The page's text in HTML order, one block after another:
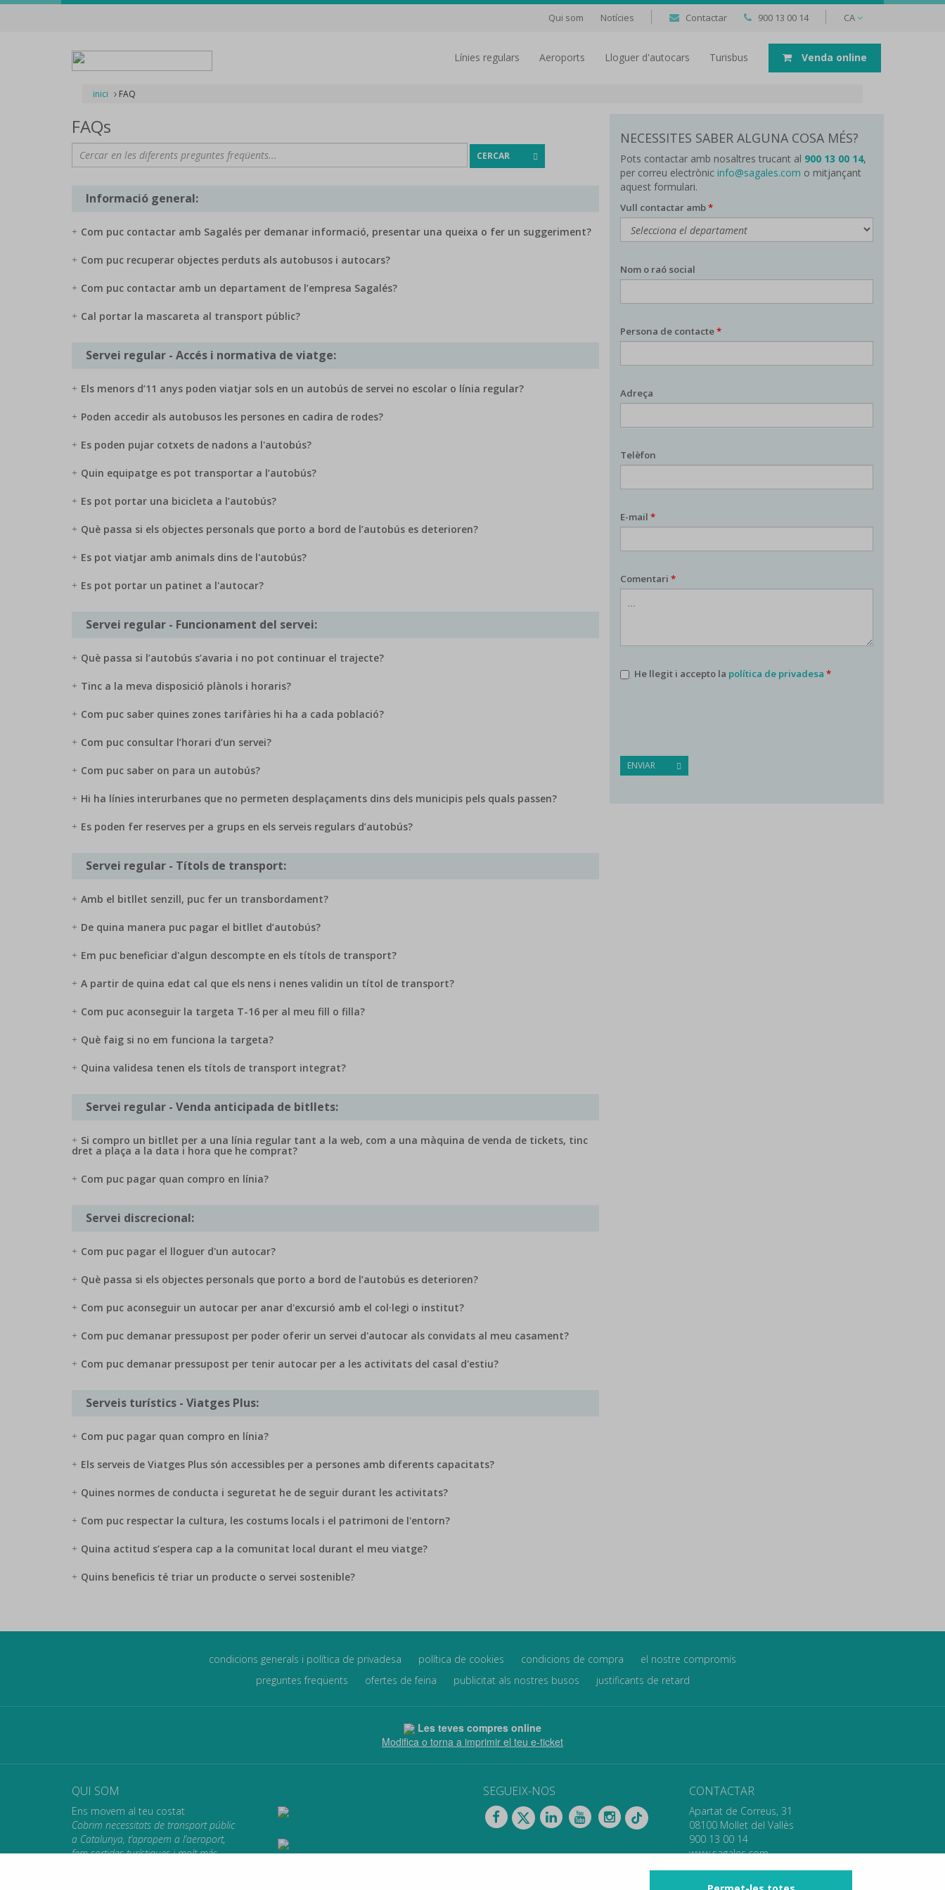
Qui som Notícies Contactar 900 13 00 14 CA
línies regulars aeroports Lloguer d'autocars Turisbus Venda online
inici FAQ
FAQs
CERCAR
Informació general:
Com puc contactar amb Sagalés per demanar informació, presentar una queixa o fer un suggeriment?
Com puc recuperar objectes perduts als autobusos i autocars?
Com puc contactar amb un departament de l’empresa Sagalés?
Cal portar la mascareta al transport públic?
Servei regular - Accés i normativa de viatge:
Els menors d’11 anys poden viatjar sols en un autobús de servei no escolar o línia regular?
Poden accedir als autobusos les persones en cadira de rodes?
Es poden pujar cotxets de nadons a l'autobús?
Quin equipatge es pot transportar a l’autobús?
Es pot portar una bicicleta a l’autobús?
Què passa si els objectes personals que porto a bord de l’autobús es deterioren?
Es pot viatjar amb animals dins de l'autobús?
Es pot portar un patinet a l'autocar?
Servei regular - Funcionament del servei:
Què passa si l’autobús s’avaria i no pot continuar el trajecte?
Tinc a la meva disposició plànols i horaris?
Com puc saber quines zones tarifàries hi ha a cada població?
Com puc consultar l’horari d’un servei?
Com puc saber on para un autobús?
Hi ha línies interurbanes que no permeten desplaçaments dins dels municipis pels quals passen?
Es poden fer reserves per a grups en els serveis regulars d’autobús?
Servei regular - Títols de transport:
Amb el bitllet senzill, puc fer un transbordament?
De quina manera puc pagar el bitllet d’autobús?
Em puc beneficiar d'algun descompte en els títols de transport?
A partir de quina edat cal que els nens i nenes validin un títol de transport?
Com puc aconseguir la targeta T-16 per al meu fill o filla?
Què faig si no em funciona la targeta?
Quina validesa tenen els títols de transport integrat?
Servei regular - Venda anticipada de bitllets:
Si compro un bitllet per a una línia regular tant a la web, com a una màquina de venda de tickets, tinc
dret a plaça a la data i hora que he comprat?
Com puc pagar quan compro en línia?
Servei discrecional:
Com puc pagar el lloguer d'un autocar?
Què passa si els objectes personals que porto a bord de l’autobús es deterioren?
Com puc aconseguir un autocar per anar d'excursió amb el col·legi o institut?
Com puc demanar pressupost per poder oferir un servei d'autocar als convidats al meu casament?
Com puc demanar pressupost per tenir autocar per a les activitats del casal d'estiu?
Serveis turístics - Viatges Plus:
Com puc pagar quan compro en línia?
Els serveis de Viatges Plus són accessibles per a persones amb diferents capacitats?
Quines normes de conducta i seguretat he de seguir durant les activitats?
Com puc respectar la cultura, les costums locals i el patrimoni de l'entorn?
Quina actitud s’espera cap a la comunitat local durant el meu viatge?
Quins beneficis té triar un producte o servei sostenible?
NECESSITES SABER ALGUNA COSA MÉS?
Pots contactar amb nosaltres trucant al 900 13 00 14,
per correu electrònic info@sagales.com o mitjançant
aquest formulari.
Vull contactar amb*
Nom o raó social
Persona de contacte*
Adreça
Telèfon
E-mail *
Comentari *
He llegit i accepto la política de privadesa *
ENVIAR
condicions generals i política de privadesa política de cookies condicions de compra
el nostre compromís
preguntes freqüents
ofertes de feina publicitat als nostres busos justificants de retard
Les teves compres online
Modifica o torna a imprimir el teu e-ticket
QUI SOM
Ens movem al teu costat
Cobrim necessitats de transport públic
a Catalunya, t’apropem a l’aeroport,
fem sortides turístiques i molt més.
SEGUEIX-NOS CONTACTAR
Apartat de Correus, 31
08100 Mollet del Vallès
900 13 00 14
www.sagales.com
info@sagales.com